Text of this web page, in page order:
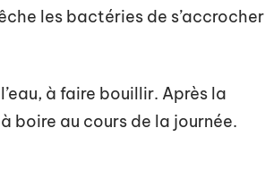
les bactéries de s’accrocher
à faire bouillir. Après la
au cours de la journée.